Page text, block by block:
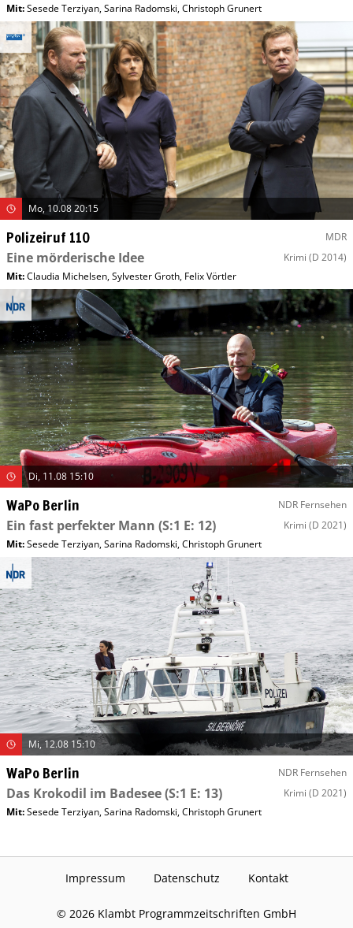
Mit:Sesede Terziyan,Sarina Radomski,Christoph Grunert
Mo, 10.08 20:15
Polizeiruf 110 MDR
Eine mörderische Idee Krimi (D 2014)
Mit:Claudia Michelsen,Sylvester Groth, Felix Vörtler
Di, 11.08 15:10
WaPo Berlin NDR Fernsehen
Ein fast perfekter Mann (S:1 E: 12) Krimi (D 2021)
Mit:Sesede Terziyan,Sarina Radomski,Christoph Grunert
Mi, 12.08 15:10
WaPo Berlin NDR Fernsehen
Das Krokodil im Badesee(S:1 E: 13) Krimi (D 2021)
Mit:Sesede Terziyan,Sarina Radomski,Christoph Grunert
Impressum Datenschutz Kontakt
© 2026 Klambt Programmzeitschriften GmbH